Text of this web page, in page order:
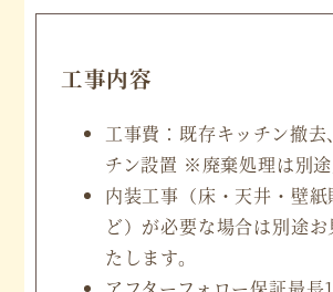
工事内容
工事費：既存キッチン撤去
チン設置 ※廃棄処理は別途
内装工事（床・天井・壁紙
ど）が必要な場合は別途
たします。